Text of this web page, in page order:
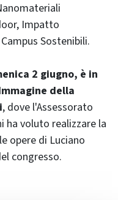
Impatto
Sostenibili.
2 giugno, è in
della
, dove l'Assessorato
ha voluto realizzare la
opere di Luciano
congresso.